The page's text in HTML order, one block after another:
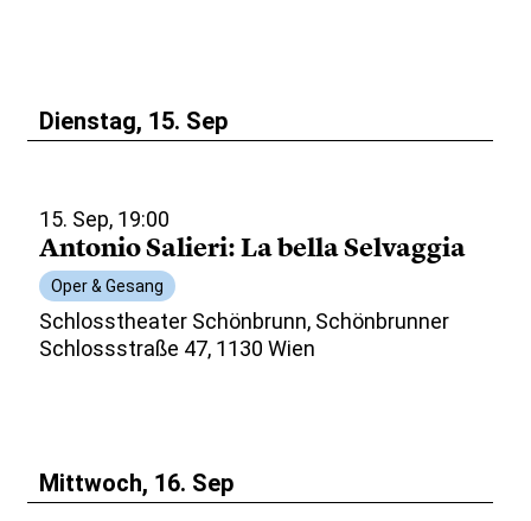
Dienstag, 15. Sep
15. Sep, 19:00
Antonio Salieri: La bella Selvaggia
Oper & Gesang
Schlosstheater Schönbrunn, Schönbrunner
Schlossstraße 47, 1130 Wien
Mittwoch, 16. Sep